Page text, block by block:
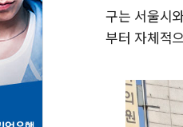
구는 서울시
부터 자체적